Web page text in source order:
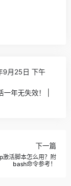
9月25日 下午
年无失效！ |
下一篇
激活脚本怎么用？附
bash命令参考！